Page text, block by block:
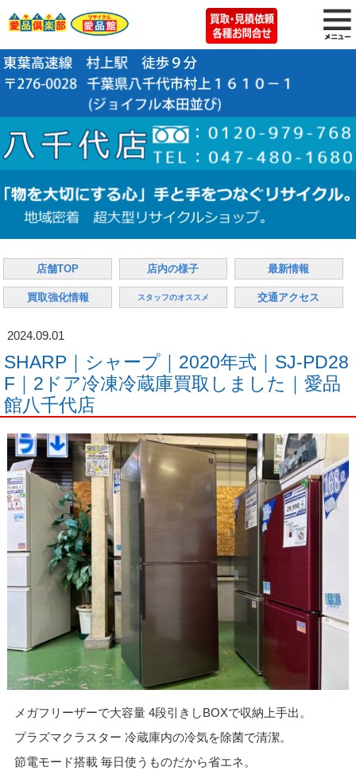
店舗TOP 店内の様子 最新情報
買取強化情報 スタッフのオススメ 交通アクセス
2024.09.01
SHARP｜シャープ｜2020年式｜SJ-PD28
F｜2ドア冷凍冷蔵庫買取しました｜愛品
館八千代店
メガフリーザーで大容量 4段引きしBOXで収納上手出。
プラズマクラスター 冷蔵庫内の冷気を除菌で清潔。
節電モード搭載 毎日使うものだから省エネ。